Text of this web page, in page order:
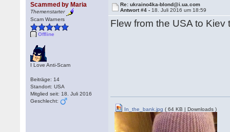
Scammed by Maria
Themenstarter
Scam Warners
Offline
I Love Anti-Scam
Beiträge: 14
Standort: USA
Mitglied seit: 18. Juli 2016
Geschlecht:
Re: ukraino4ka-blond@i.ua.com
Antwort #4 - 18. Juli 2016 um 18:59
Flew from the USA to
In_the_bank.jpg ( 64 KB | Downloads )